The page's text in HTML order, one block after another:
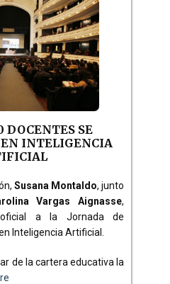
DOCENTES SE
EN INTELIGENCIA
Susana Montaldo, junto
Vargas Aignasse,
a la Jornada de
Inteligencia Artificial.
de la cartera educativa la